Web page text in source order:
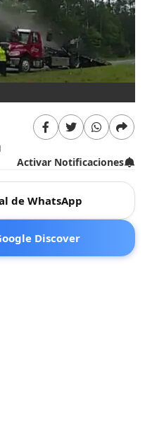
Activar Notificaciones
de WhatsApp
Discover